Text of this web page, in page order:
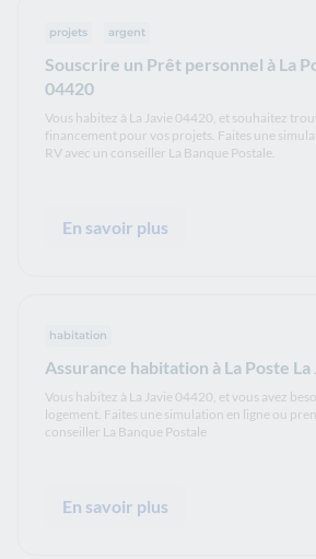
Souscrire un Prêt personnel à La
04420
projets argent
Vous habitez à La Javie 04420, et souhaitez
financement pour vos projets. Faites une
RV avec un conseiller La Banque Postale.
En savoir plus
Assurance habitation à La Poste
habitation
Vous habitez à La Javie 04420, et vous avez
logement. Faites une simulation en ligne ou
conseiller La Banque Postale
En savoir plus